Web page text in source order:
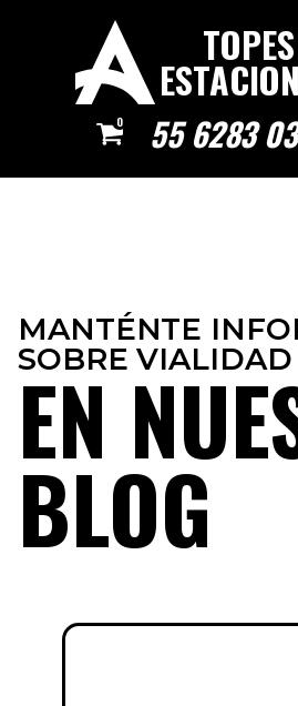
0 55 6283
MANTÉNTE
SOBRE VIALIDAD
EN
BLOG